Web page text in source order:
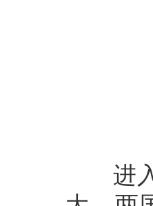
进入